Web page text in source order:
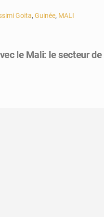
Goita, Guinée, MALI
le Mali: le secteur de